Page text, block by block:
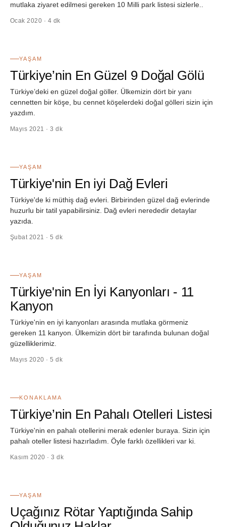
mutlaka ziyaret edilmesi gereken 10 Milli park listesi sizlerle..
Ocak 2020 · 4 dk
YAŞAM
Türkiye’nin En Güzel 9 Doğal Gölü
Türkiye’deki en güzel doğal göller. Ülkemizin dört bir yanı
cennetten bir köşe, bu cennet köşelerdeki doğal gölleri sizin için
yazdım.
Mayıs 2021 · 3 dk
YAŞAM
Türkiye'nin En iyi Dağ Evleri
Türkiye'de ki müthiş dağ evleri. Birbirinden güzel dağ evlerinde
huzurlu bir tatil yapabilirsiniz. Dağ evleri nerededir detaylar
yazıda.
Şubat 2021 · 5 dk
YAŞAM
Türkiye'nin En İyi Kanyonları - 11
Kanyon
Türkiye'nin en iyi kanyonları arasında mutlaka görmeniz
gereken 11 kanyon. Ülkemizin dört bir tarafında bulunan doğal
güzelliklerimiz.
Mayıs 2020 · 5 dk
KONAKLAMA
Türkiye’nin En Pahalı Otelleri Listesi
Türkiye'nin en pahalı otellerini merak edenler buraya. Sizin için
pahalı oteller listesi hazırladım. Öyle farklı özellikleri var ki.
Kasım 2020 · 3 dk
YAŞAM
Uçağınız Rötar Yaptığında Sahip